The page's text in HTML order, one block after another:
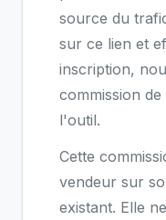
source du
sur ce lien et
inscription,
commission
l'outil.
Cette
vendeur sur
existant. Elle